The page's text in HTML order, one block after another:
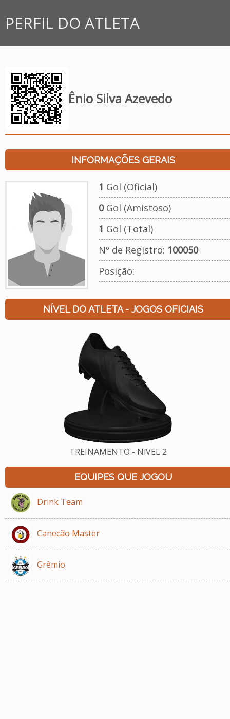
PERFIL DO ATLETA
Ênio Silva Azevedo
INFORMAÇÕES GERAIS
1 Gol (Oficial)
0Gol (Amistoso)
1 Gol (Total)
Nº de Registro: 100050
Posição:
NÍVEL DO ATLETA - JOGOS OFICIAIS
TREINAMENTO - NíVEL 2
EQUIPES QUE JOGOU
Drink Team
Canecão Master
Grêmio